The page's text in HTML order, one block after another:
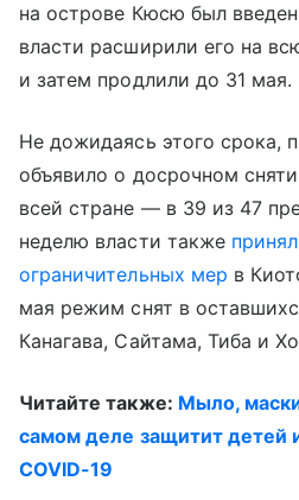
на острове Кюсю был
власти расширили его на
и затем продлили до 31 мая.
Не дожидаясь этого срока,
объявило о досрочном
всей стране — в 39 из 47
неделю власти также
ограничительных мер в
мая режим снят в
Канагава, Сайтама, Тиба и
Читайте также: Мыло,
самом деле защитит детей
COVID-19